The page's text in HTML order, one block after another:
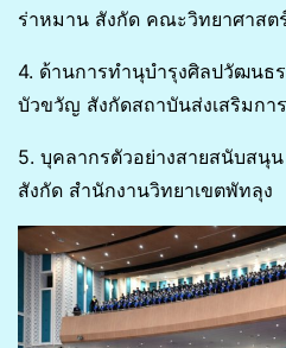
ร่าหมาน สังกัด คณะวิทยาศาสต
4. ด้านการทำนุบำรุงศิลปวัฒนธ
บัวขวัญ สังกัดสถาบันส่งเสริมกา
5. บุคลากรตัวอย่างสายสนับส
สังกัด สำนักงานวิทยาเขตพัทลุง